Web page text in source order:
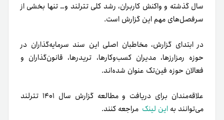
سال گذشته و واکنش کاربران، رشد کلی تترلند و… تنها بخشی از
سرفصل‌های مهم این گزارش است.
در ابتدای گزارش، مخاطبان اصلی این سند سرمایه‌گذاران در
حوزه رمزارزها، مدیران کسب‌وکارها، تریدرها، قانون‌گذاران و
فعالان حوزه فین‌تک عنوان شده‌اند.
علاقه‌مندان برای دریافت و مطالعه گزارش سال ۱۴۰۱ تترلند
می‌توانند به این لینک مراجعه کنند.